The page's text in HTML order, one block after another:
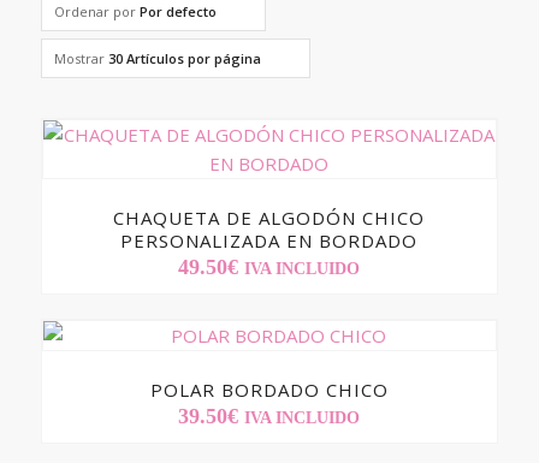
Ordenar por Por defecto
Mostrar 30 Artículos por página
CHAQUETA DE ALGODÓN CHICO
PERSONALIZADA EN BORDADO
49.50€ IVA INCLUIDO
POLAR BORDADO CHICO
39.50€ IVA INCLUIDO